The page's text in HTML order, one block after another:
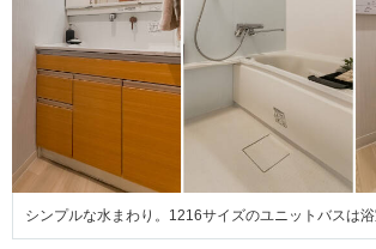
シンプルな水まわり。1216サイズのユニットバスは浴